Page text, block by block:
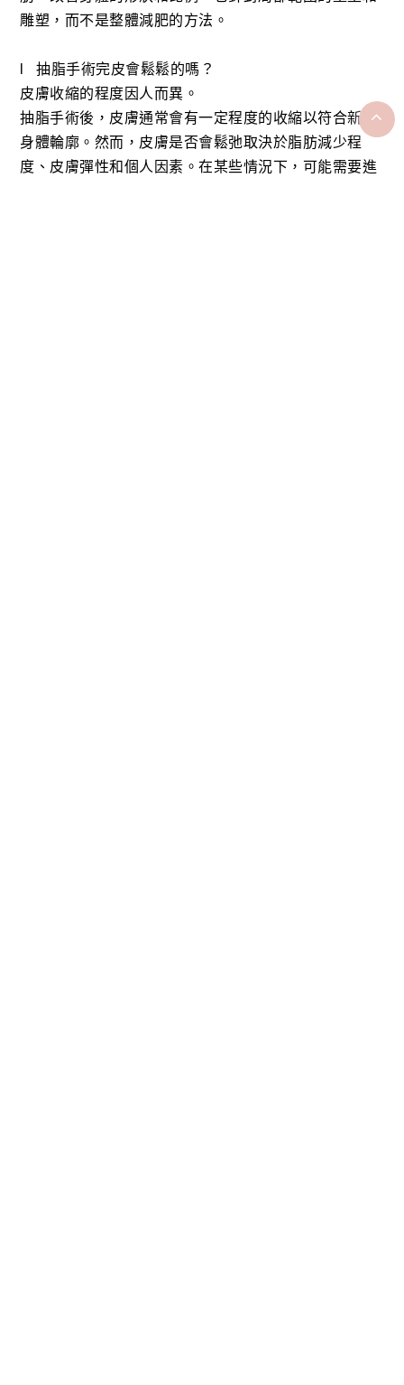
雕塑，而不是整體減肥的方法。
l 抽脂手術完皮會鬆鬆的嗎？
皮膚收縮的程度因人而異。
抽脂手術後，皮膚通常會有一定程度的收縮以符合新的
身體輪廓。然而，皮膚是否會鬆弛取決於脂肪減少程
度、皮膚彈性和個人因素。在某些情況下，可能需要進